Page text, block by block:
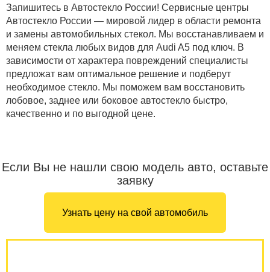
Запишитесь в Автостекло России! Сервисные центры
Автостекло России — мировой лидер в области ремонта
и замены автомобильных стекол. Мы восстанавливаем и
меняем стекла любых видов для Audi A5 под ключ. В
зависимости от характера повреждений специалисты
предложат вам оптимальное решение и подберут
необходимое стекло. Мы поможем вам восстановить
лобовое, заднее или боковое автостекло быстро,
качественно и по выгодной цене.
Если Вы не нашли свою модель авто, оставьте
заявку
Узнать цену на свой автомобиль